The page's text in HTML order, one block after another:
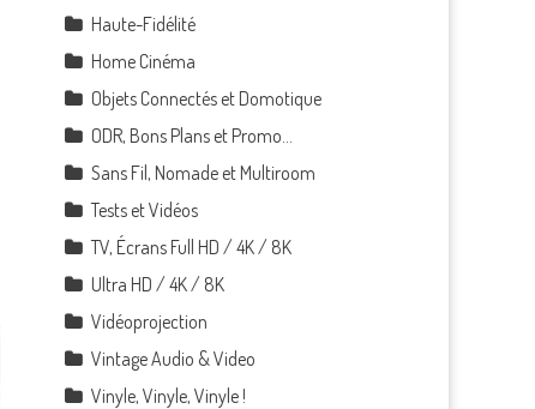
Haute-Fidélité
Home Cinéma
Objets Connectés et Domotique
ODR, Bons Plans et Promo…
Sans Fil, Nomade et Multiroom
Tests et Vidéos
TV, Écrans Full HD / 4K / 8K
Ultra HD / 4K / 8K
Vidéoprojection
Vintage Audio & Video
Vinyle, Vinyle, Vinyle !